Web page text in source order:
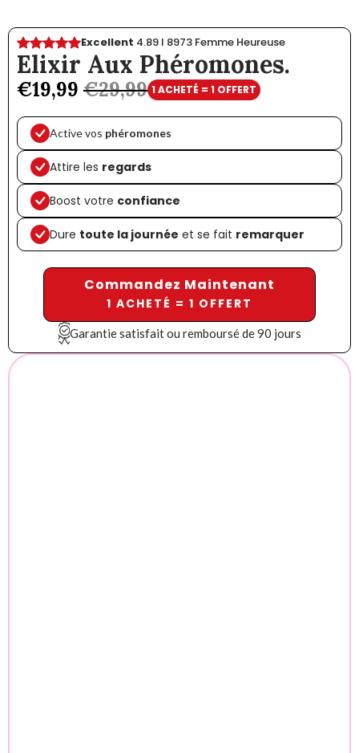
Excellent 4.89 I 8973 Femme Heureuse
Elixir Aux Phéromones.
€19,99 €29,99 1 ACHETÉ = 1 OFFERT
Active vos phéromones
Attire les regards
Boost votre confiance
Dure toute la journée et se fait remarquer
Commandez Maintenant
1 ACHETÉ = 1 OFFERT
Garantie satisfait ou remboursé de 90 jours